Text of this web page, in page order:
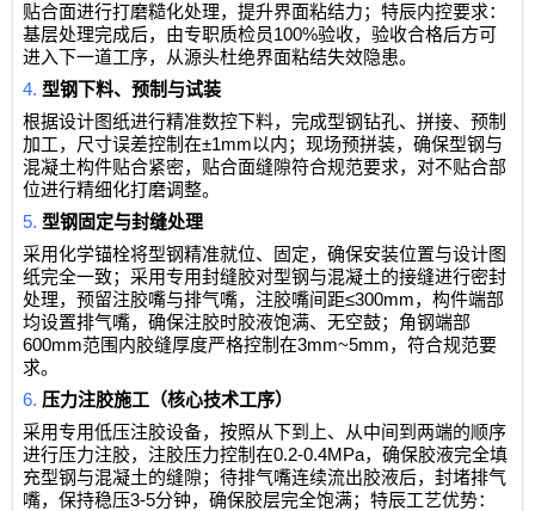
贴合面进行打磨糙化处理，提升界面粘结力；特辰内控要求：
基层处理完成后，由专职质检员100%验收，验收合格后方可
进入下一道工序，从源头杜绝界面粘结失效隐患。
4.型钢下料、预制与试装
根据设计图纸进行精准数控下料，完成型钢钻孔、拼接、预制
加工，尺寸误差控制在±1mm以内；现场预拼装，确保型钢与
混凝土构件贴合紧密，贴合面缝隙符合规范要求，对不贴合部
位进行精细化打磨调整。
5.型钢固定与封缝处理
采用化学锚栓将型钢精准就位、固定，确保安装位置与设计图
纸完全一致；采用专用封缝胶对型钢与混凝土的接缝进行密封
处理，预留注胶嘴与排气嘴，注胶嘴间距≤300mm，构件端部
均设置排气嘴，确保注胶时胶液饱满、无空鼓；角钢端部
600mm范围内胶缝厚度严格控制在3mm~5mm，符合规范要
求。
6. 压力注胶施工（核心技术工序）
采用专用低压注胶设备，按照从下到上、从中间到两端的顺序
进行压力注胶，注胶压力控制在0.2-0.4MPa，确保胶液完全填
充型钢与混凝土的缝隙；待排气嘴连续流出胶液后，封堵排气
嘴，保持稳压3-5分钟，确保胶层完全饱满；特辰工艺优势：